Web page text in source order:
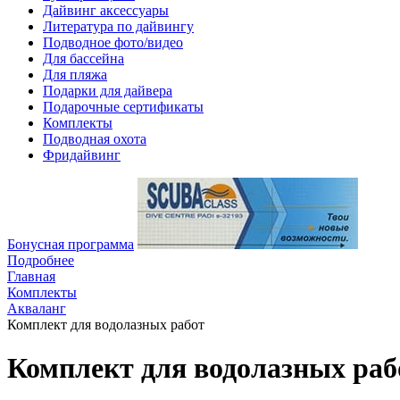
Дайвинг аксессуары
Литература по дайвингу
Подводное фото/видео
Для бассейна
Для пляжа
Подарки для дайвера
Подарочные сертификаты
Комплекты
Подводная охота
Фридайвинг
Бонусная программа
Подробнее
Главная
Комплекты
Акваланг
Комплект для водолазных работ
Комплект для водолазных